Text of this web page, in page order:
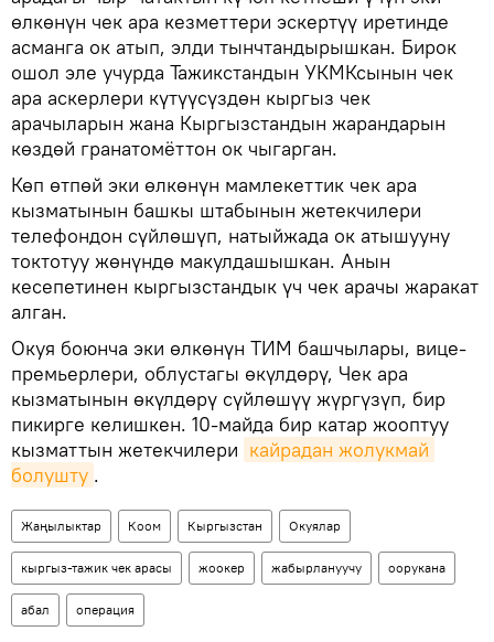
өлкөнүн чек ара кезметтери эскертүү иретинде
асманга ок атып, элди тынчтандырышкан. Бирок
ошол эле учурда Тажикстандын УКМКсынын чек
ара аскерлери күтүүсүздөн кыргыз чек
арачыларын жана Кыргызстандын жарандарын
көздөй гранатомёттон ок чыгарган.
Көп өтпөй эки өлкөнүн мамлекеттик чек ара
кызматынын башкы штабынын жетекчилери
телефондон сүйлөшүп, натыйжада ок атышууну
токтотуу жөнүндө макулдашышкан. Анын
кесепетинен кыргызстандык үч чек арачы жаракат
алган.
Окуя боюнча эки өлкөнүн ТИМ башчылары, вице-
премьерлери, облустагы өкүлдөрү, Чек ара
кызматынын өкүлдөрү сүйлөшүү жүргүзүп, бир
пикирге келишкен. 10-майда бир катар жооптуу
кызматтын жетекчилери кайрадан жолукмай
болушту .
Жаңылыктар Коом Кыргызстан Окуялар
кыргыз-тажик чек арасы жоокер жабырлануучу оорукана
абал операция